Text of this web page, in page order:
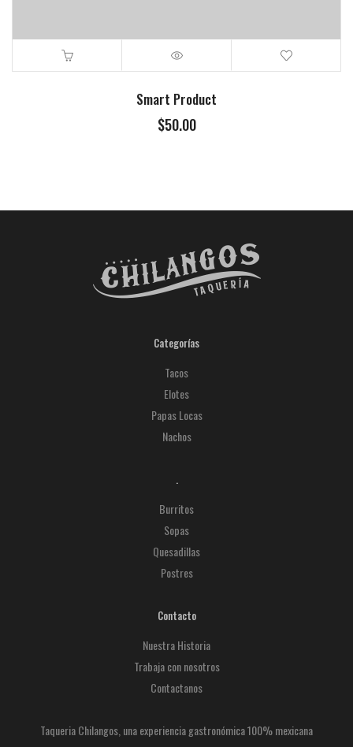
Smart Product
$50.00
Categorías
Tacos
Elotes
Papas Locas
Nachos
.
Burritos
Sopas
Quesadillas
Postres
Contacto
Nuestra Historia
Trabaja con nosotros
Contactanos
Taqueria Chilangos, una experiencia gastronómica 100% mexicana